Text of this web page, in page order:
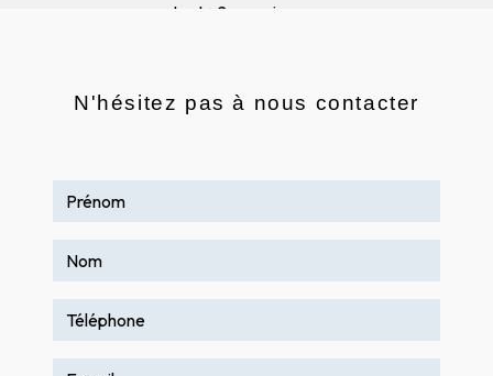
contact@2aenseignes.com
N'hésitez pas à nous contacter